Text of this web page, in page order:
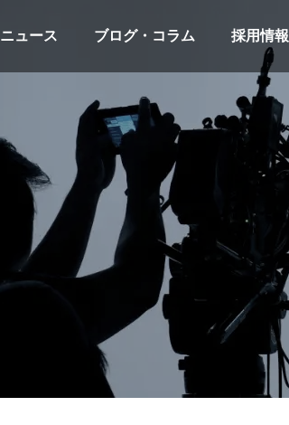
ニュース ブログ・コラム 採用情報